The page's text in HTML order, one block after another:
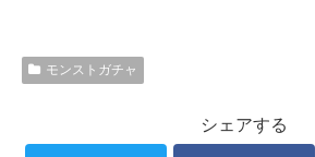
モンストガチャ
シェアする